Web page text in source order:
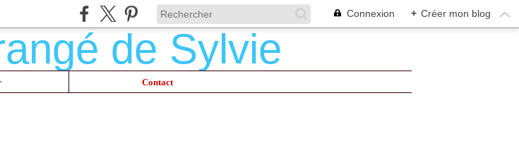
Connexion + Créer mon blog
Contact